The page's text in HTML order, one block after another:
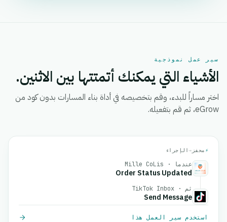
سير عمل نموذجية
الأشياء التي يمكنك أتمتتها بين الاثنين.
اختر مساراً للبدء، وقم بتخصيصه في أداة بناء المسارات بدون كود من
eGrow، ثم قم بتفعيله.
⚡ محفز →الإجراء
عندما · Mille CoLis
Order Status Updated
ثم · TikTok Inbox
Send Message
استخدم سير العمل هذا